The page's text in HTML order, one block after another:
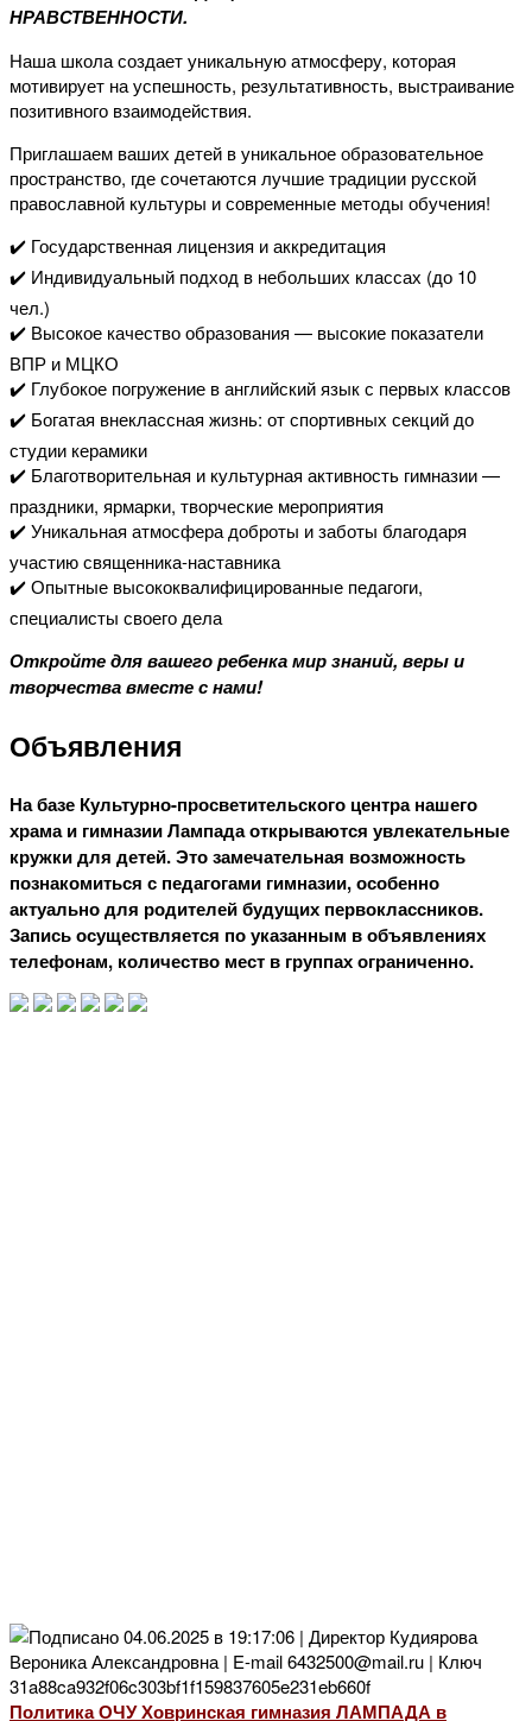
НРАВСТВЕННОСТИ.
Наша школа создает уникальную атмосферу, которая
мотивирует на успешность, результативность, выстраивание
позитивного взаимодействия.
Приглашаем ваших детей в уникальное образовательное
пространство, где сочетаются лучшие традиции русской
православной культуры и современные методы обучения!
✔️ Государственная лицензия и аккредитация
✔️ Индивидуальный подход в небольших классах (до 10
чел.)
✔️ Высокое качество образования — высокие показатели
ВПР и МЦКО
✔️ Глубокое погружение в английский язык с первых классов
✔️ Богатая внеклассная жизнь: от спортивных секций до
студии керамики
✔️ Благотворительная и культурная активность гимназии —
праздники, ярмарки, творческие мероприятия
✔️ Уникальная атмосфера доброты и заботы благодаря
участию священника-наставника
✔️ Опытные высококвалифицированные педагоги,
специалисты своего дела
Откройте для вашего ребенка мир знаний, веры и
творчества вместе с нами!
Объявления
На базе Культурно-просветительского центра нашего
храма и гимназии Лампада открываются увлекательные
кружки для детей. Это замечательная возможность
познакомиться с педагогами гимназии, особенно
актуально для родителей будущих первоклассников.
Запись осуществляется по указанным в объявлениях
телефонам, количество мест в группах ограниченно.
Политика ОЧУ Ховринская гимназия ЛАМПАДА в